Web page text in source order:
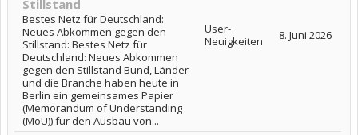
Stillstand
Bestes Netz für Deutschland:
Neues Abkommen gegen den
Stillstand: Bestes Netz für
Deutschland: Neues Abkommen
gegen den Stillstand Bund, Länder
und die Branche haben heute in
Berlin ein gemeinsames Papier
(Memorandum of Understanding
(MoU)) für den Ausbau von...
User-
Neuigkeiten
8. Juni 2026